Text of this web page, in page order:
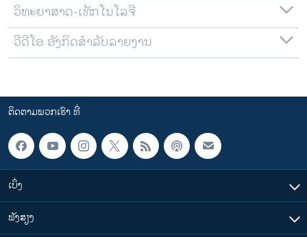
ວິທະຍາສາດ-ເທັກໂນໂລຈີ
ວີດີໂອ ອັງກິດສຳລັບລາຍງານ
ຕິດຕາມພວກເຮົາ ທີ່
ເບິ່ງ
ຟັງສຽງ